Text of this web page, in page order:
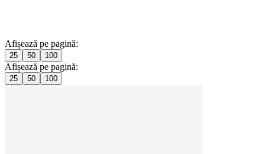
Afișează pe pagină:
25 50 100
Afișează pe pagină:
25 50 100